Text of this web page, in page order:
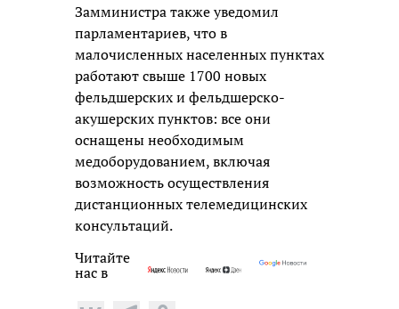
Замминистра также уведомил
парламентариев, что в
малочисленных населенных пунктах
работают свыше 1700 новых
фельдшерских и фельдшерско-
акушерских пунктов: все они
оснащены необходимым
медоборудованием, включая
возможность осуществления
дистанционных телемедицинских
консультаций.
Читайте
нас в